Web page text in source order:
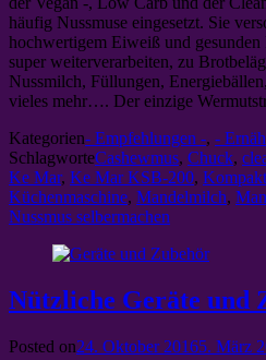
häufig Nussmuse eingesetzt. Sie
hochwertigem Eiweiß und gesunden
super weiterverarbeiten, zu
Nussmilch, Füllungen,
vieles mehr…. Der einzige
Kategorien- Empfehlungen -, -
SchlagworteCashewmus, Chuck,
Ke Mar, Ke Mar KSB-200,
Küchenmaschine, Mandelmilch,
Nussmus selbermachen
Nützliche Geräte und
Posted on24. Oktober 20165. März